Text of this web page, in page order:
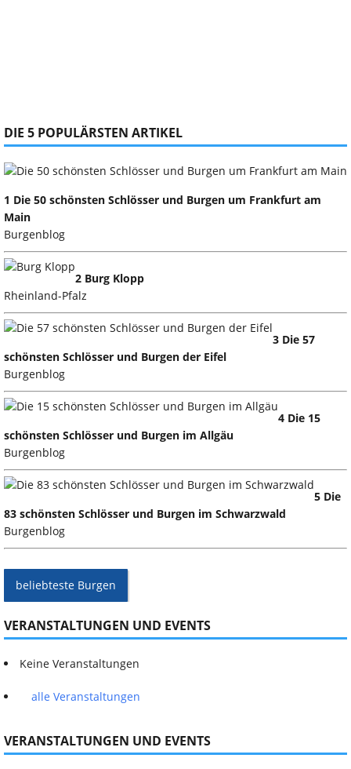
DIE 5 POPULÄRSTEN ARTIKEL
1 Die 50 schönsten Schlösser und Burgen um Frankfurt am
Main
Burgenblog
2 Burg Klopp
Rheinland-Pfalz
3 Die 57
schönsten Schlösser und Burgen der Eifel
Burgenblog
4 Die 15
schönsten Schlösser und Burgen im Allgäu
Burgenblog
5 Die
83 schönsten Schlösser und Burgen im Schwarzwald
Burgenblog
beliebteste Burgen
VERANSTALTUNGEN UND EVENTS
Keine Veranstaltungen
alle Veranstaltungen
VERANSTALTUNGEN UND EVENTS